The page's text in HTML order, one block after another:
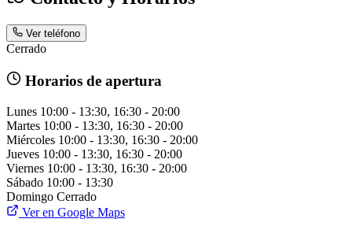
Ver teléfono
Cerrado
Horarios de apertura
Lunes 10:00 - 13:30, 16:30 - 20:00
Martes 10:00 - 13:30, 16:30 - 20:00
Miércoles 10:00 - 13:30, 16:30 - 20:00
Jueves 10:00 - 13:30, 16:30 - 20:00
Viernes 10:00 - 13:30, 16:30 - 20:00
Sábado 10:00 - 13:30
Domingo Cerrado
Ver en Google Maps